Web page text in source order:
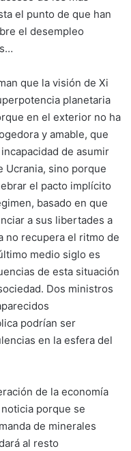
el punto de que han
el desempleo
que la visión de Xi
planetaria
en el exterior no ha
y amable, que
de asumir
Ucrania, sino porque
el pacto implícito
basado en que
a sus libertades a
no recupera el ritmo de
medio siglo es
de esta situación
Dos ministros
podrían ser
en la esfera del
de la economía
porque se
de minerales
al resto